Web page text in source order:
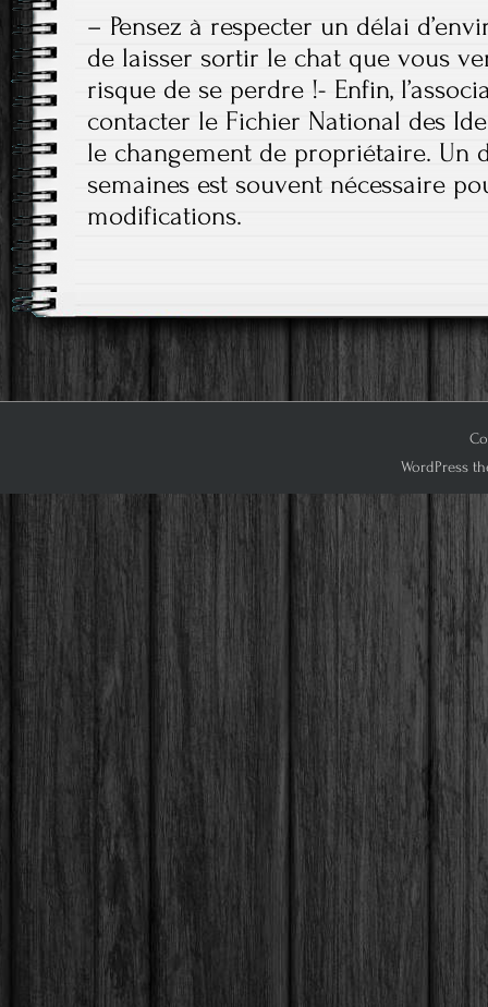
– Pensez à respecter un délai
de laisser sortir le chat que vous
risque de se perdre !- Enfin,
contacter le Fichier National des
le changement de propriétaire. Un
semaines est souvent nécessaire
modifications.
WordPress